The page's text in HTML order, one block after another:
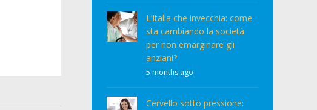
L’Italia che invecchia: come
sta cambiando la società
per non emarginare gli
anziani?
5 months ago
Cervello sotto pressione: